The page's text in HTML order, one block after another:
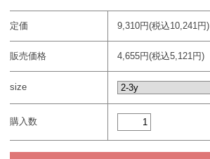
定価 9,310円(税込10,241円)
販売価格 4,655円(税込5,121円)
size
購入数